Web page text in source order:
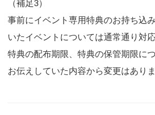
（補足3）
事前にイベント専用特典のお持ち込
いたイベントについては通常通り対
特典の配布期限、特典の保管期限に
お伝えしていた内容から変更はありま